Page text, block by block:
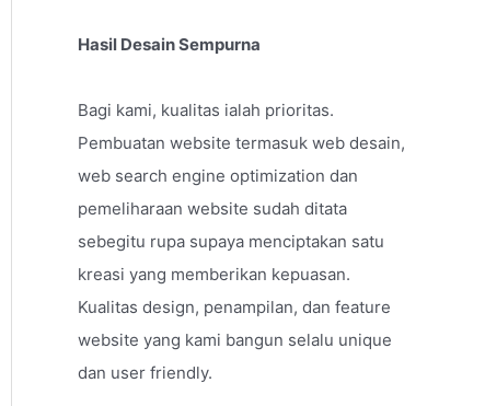
Hasil Desain Sempurna
Bagi kami, kualitas ialah prioritas.
Pembuatan website termasuk web desain,
web search engine optimization dan
pemeliharaan website sudah ditata
sebegitu rupa supaya menciptakan satu
kreasi yang memberikan kepuasan.
Kualitas design, penampilan, dan feature
website yang kami bangun selalu unique
dan user friendly.